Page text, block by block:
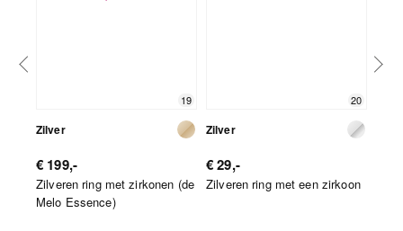
19
Zilver
€ 199,-
Zilveren ring met zirkonen (de
Melo Essence)
20
Zilver
€ 29,-
Zilveren ring met een zirkoon